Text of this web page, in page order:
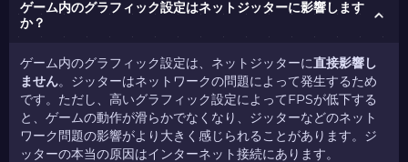
ゲーム内のグラフィック設定はネットジッターに影響します
か？
ゲーム内のグラフィック設定は、ネットジッターに直接影響し
ません。ジッターはネットワークの問題によって発生するため
です。ただし、高いグラフィック設定によってFPSが低下する
と、ゲームの動作が滑らかでなくなり、ジッターなどのネット
ワーク問題の影響がより大きく感じられることがあります。ジ
ッターの本当の原因はインターネット接続にあります。